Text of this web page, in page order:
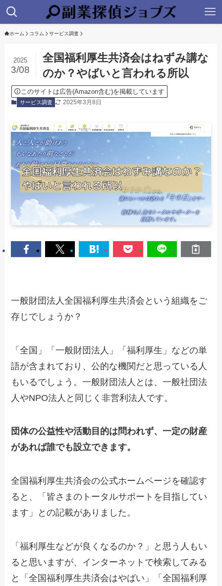
ホーム コラム サービス調査
全国福利厚生共済会はねずみ講な
のか？やばいと言われる所以
2025
3/08
このサイトは広告(Amazon含む)を掲載しています
サービス調査 2025年3月8日
一般財団法人全国福利厚生共済会という組織をご
存じでしょうか？
「全国」「一般財団法人」「福利厚生」などの単
語が含まれており、公的な機関だと思っている人
もいるでしょう。一般財団法人とは、一般社団法
人やNPO法人と同じく非営利法人です。
団体の公益性や活動目的は問われず、一定の財産
があれば誰でも設立できます。
全国福利厚生共済会の公式ホームページを確認す
ると、「皆さまのトータルサポートを目指してい
ます」との記載がありました。
「福利厚生などが良くなるのか？」と思う人もい
ると思いますが、インターネットで検索してみる
と「全国福利厚生共済会はやばい」「全国福利厚